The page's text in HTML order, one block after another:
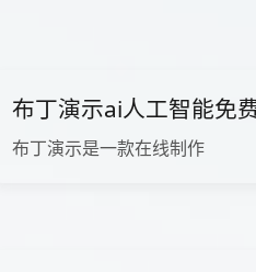
布丁演示ai人工智能免
布丁演示是一款在线制作